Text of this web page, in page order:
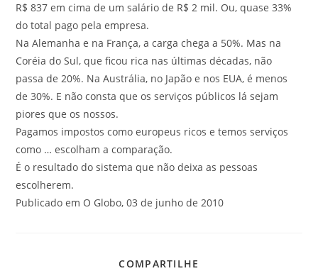
R$ 837 em cima de um salário de R$ 2 mil. Ou, quase 33%
do total pago pela empresa.
Na Alemanha e na França, a carga chega a 50%. Mas na
Coréia do Sul, que ficou rica nas últimas décadas, não
passa de 20%. Na Austrália, no Japão e nos EUA, é menos
de 30%. E não consta que os serviços públicos lá sejam
piores que os nossos.
Pagamos impostos como europeus ricos e temos serviços
como … escolham a comparação.
É o resultado do sistema que não deixa as pessoas
escolherem.
Publicado em O Globo, 03 de junho de 2010
COMPARTILHE